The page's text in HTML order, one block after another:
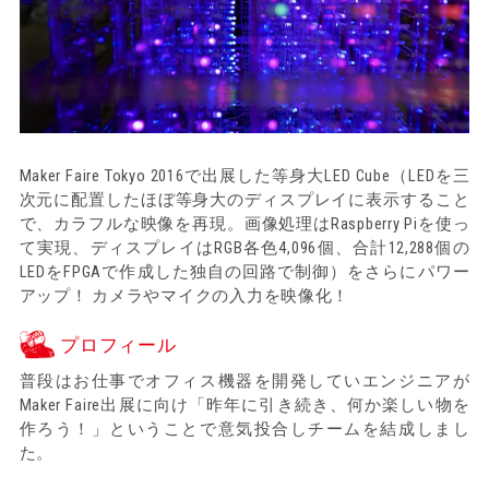
Maker Faire Tokyo 2016で出展した等身大LED Cube（LEDを三
次元に配置したほぼ等身大のディスプレイに表示すること
で、カラフルな映像を再現。画像処理はRaspberry Piを使っ
て実現、ディスプレイはRGB各色4,096個、合計12,288個の
LEDをFPGAで作成した独自の回路で制御）をさらにパワー
アップ！ カメラやマイクの入力を映像化！
プロフィール
普段はお仕事でオフィス機器を開発していエンジニアが
Maker Faire出展に向け「昨年に引き続き、何か楽しい物を
作ろう！」ということで意気投合しチームを結成しまし
た。